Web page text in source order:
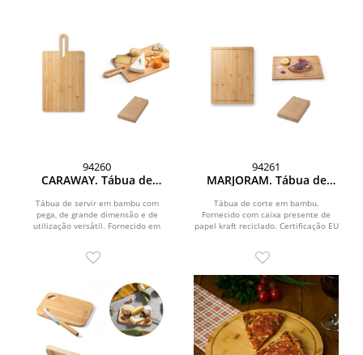
94260
CARAWAY. Tábua de
bambu com pega
Tábua de servir em bambu com
pega, de grande dimensão e de
utilização versátil. Fornecido em
94261
MARJORAM. Tábua de
Tábua de corte em bambu.
Fornecido com caixa presente de
papel kraft reciclado. Certificação EU